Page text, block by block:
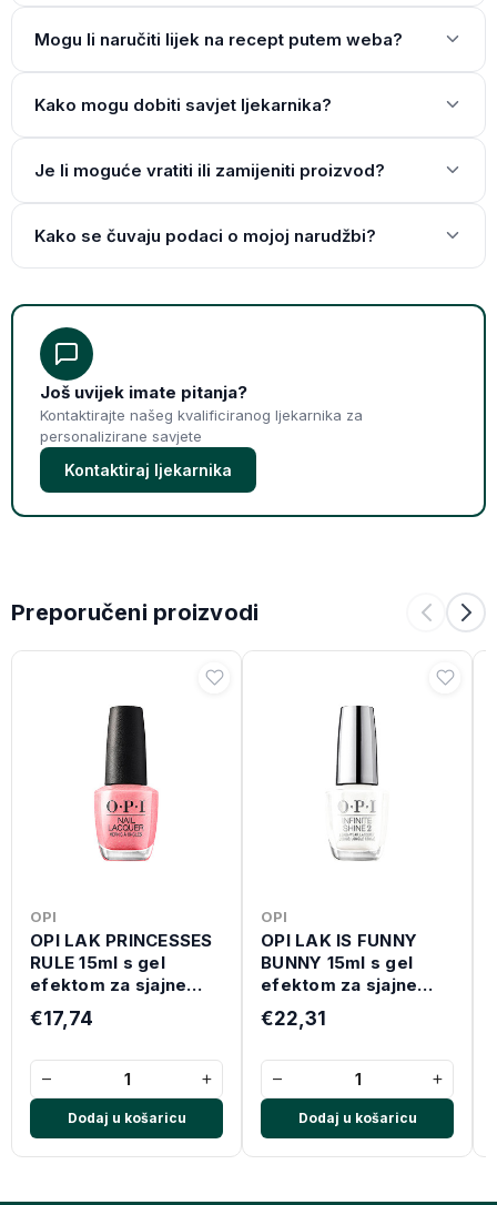
Mogu li naručiti lijek na recept putem weba?
Kako mogu dobiti savjet ljekarnika?
Je li moguće vratiti ili zamijeniti proizvod?
Kako se čuvaju podaci o mojoj narudžbi?
Još uvijek imate pitanja?
Kontaktirajte našeg kvalificiranog ljekarnika za
personalizirane savjete
Kontaktiraj ljekarnika
Preporučeni proizvodi
OPI
OPI LAK PRINCESSES
RULE 15ml s gel
efektom za sjajne
nokte
€17,74
− +
Dodaj u košaricu
OPI
OPI LAK IS FUNNY
BUNNY 15ml s gel
efektom za sjajne
nokte.
€22,31
− +
Dodaj u košaricu